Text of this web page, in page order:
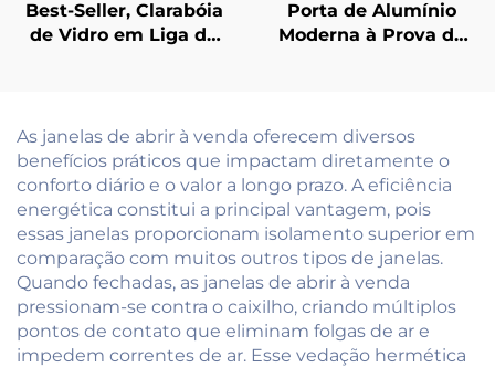
Best-Seller, Clarabóia
de Vidro em Liga de
Telhado de Vila e Hotel
Porta de Alumínio
Moderna à Prova de
ao Ar Livre com Portas
de Correr de Vidro
As janelas de abrir à venda oferecem diversos
benefícios práticos que impactam diretamente o
conforto diário e o valor a longo prazo. A eficiência
energética constitui a principal vantagem, pois
essas janelas proporcionam isolamento superior em
comparação com muitos outros tipos de janelas.
Quando fechadas, as janelas de abrir à venda
pressionam-se contra o caixilho, criando múltiplos
pontos de contato que eliminam folgas de ar e
impedem correntes de ar. Esse vedação hermética